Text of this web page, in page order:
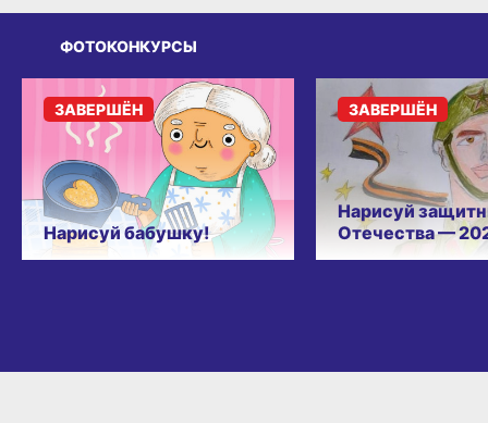
ФОТОКОНКУРСЫ
Нарисуй бабушку!
ЗАВЕРШЁН
Нарисуй
Отечества —
ЗАВЕРШЁН